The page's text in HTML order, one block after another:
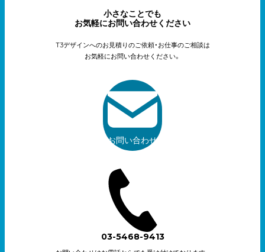
小さなことでも
お気軽にお問い合わせください
T3デザインへのお見積りのご依頼・お仕事のご相談は
お気軽にお問い合わせください。
お問い合わせ
03-5468-9413